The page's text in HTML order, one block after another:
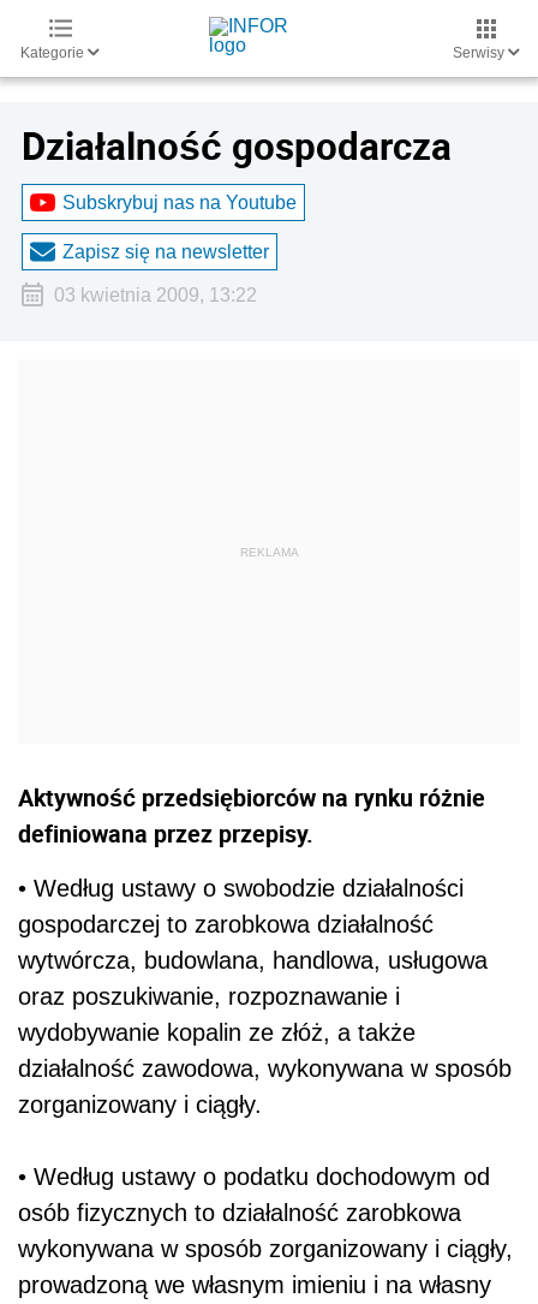
Kategorie Serwisy
Działalność gospodarcza
Subskrybuj nas na Youtube
Zapisz się na newsletter
03 kwietnia 2009, 13:22
Aktywność przedsiębiorców na rynku różnie
definiowana przez przepisy.
• Według ustawy o swobodzie działalności
gospodarczej to zarobkowa działalność
wytwórcza, budowlana, handlowa, usługowa
oraz poszukiwanie, rozpoznawanie i
wydobywanie kopalin ze złóż, a także
działalność zawodowa, wykonywana w sposób
zorganizowany i ciągły.
• Według ustawy o podatku dochodowym od
osób fizycznych to działalność zarobkowa
wykonywana w sposób zorganizowany i ciągły,
prowadzoną we własnym imieniu i na własny